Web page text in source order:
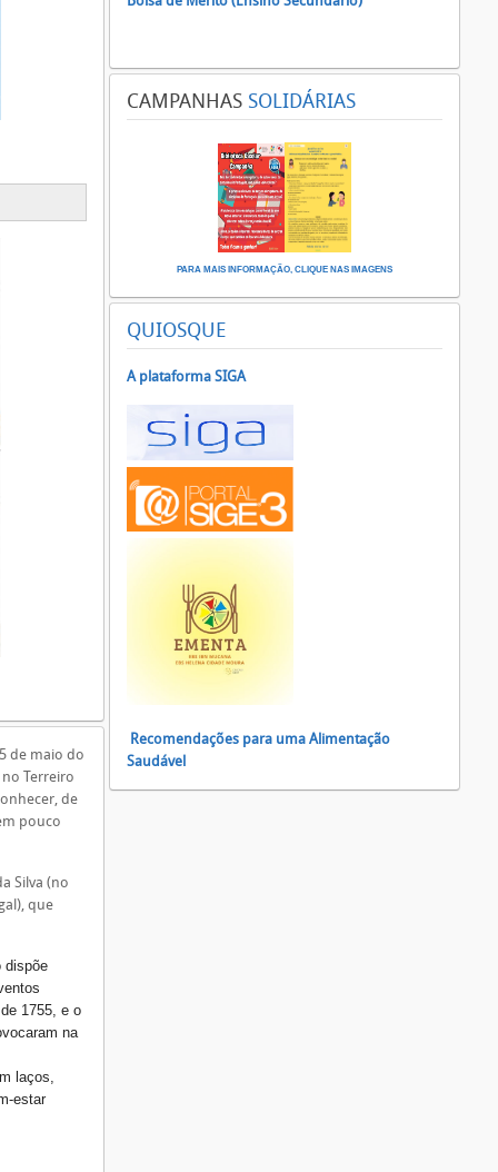
de maio do
no Terreiro
de
pouco
Silva (no
que
dispõe
1755, e o
na
laços,
estar
CAMPANHAS SOLIDÁRIAS
PARA MAIS INFORMAÇÃO, CLIQUE NAS IMAGENS
QUIOSQUE
A plataforma SIGA
Recomendações para uma Alimentação
Saudável